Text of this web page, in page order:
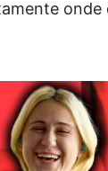
onde